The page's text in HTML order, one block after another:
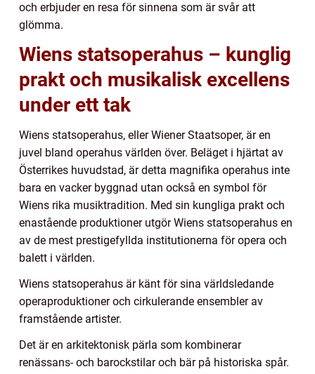
och erbjuder en resa för sinnena som är svår att
glömma.
Wiens statsoperahus – kunglig
prakt och musikalisk excellens
under ett tak
Wiens statsoperahus, eller Wiener Staatsoper, är en
juvel bland operahus världen över. Beläget i hjärtat av
Österrikes huvudstad, är detta magnifika operahus inte
bara en vacker byggnad utan också en symbol för
Wiens rika musiktradition. Med sin kungliga prakt och
enastående produktioner utgör Wiens statsoperahus en
av de mest prestigefyllda institutionerna för opera och
balett i världen.
Wiens statsoperahus är känt för sina världsledande
operaproduktioner och cirkulerande ensembler av
framstående artister.
Det är en arkitektonisk pärla som kombinerar
renässans- och barockstilar och bär på historiska spår.